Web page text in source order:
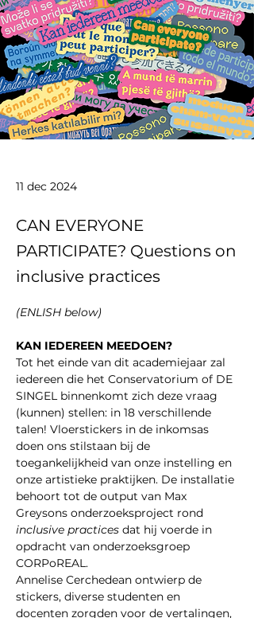
11 dec 2024
CAN EVERYONE
PARTICIPATE? Questions on
inclusive practices
(ENLISH below)
KAN IEDEREEN MEEDOEN?
Tot het einde van dit academiejaar zal
iedereen die het Conservatorium of DE
SINGEL binnenkomt zich deze vraag
(kunnen) stellen: in 18 verschillende
talen! Vloerstickers in de inkomsas
doen ons stilstaan bij de
toegankelijkheid van onze instelling en
onze artistieke praktijken. De installatie
behoort tot de output van Max
Greysons onderzoeksproject rond
inclusive practices dat hij voerde in
opdracht van onderzoeksgroep
CORPoREAL.
Annelise Cerchedean ontwierp de
stickers, diverse studenten en
docenten zorgden voor de vertalingen,